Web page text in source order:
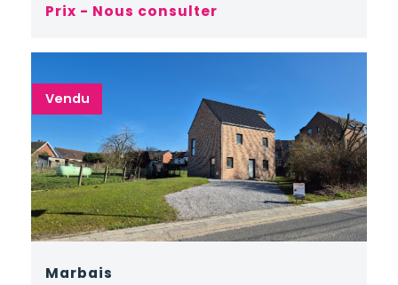
Prix - Nous consulter
Vendu
Marbais